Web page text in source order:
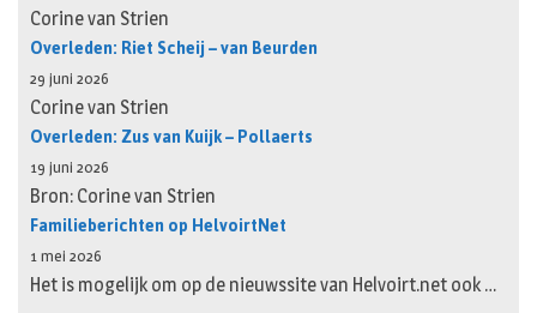
Corine van Strien
Overleden: Riet Scheij – van Beurden
29 juni 2026
Corine van Strien
Overleden: Zus van Kuijk – Pollaerts
19 juni 2026
Bron: Corine van Strien
Familieberichten op HelvoirtNet
1 mei 2026
Het is mogelijk om op de nieuwssite van Helvoirt.net ook …